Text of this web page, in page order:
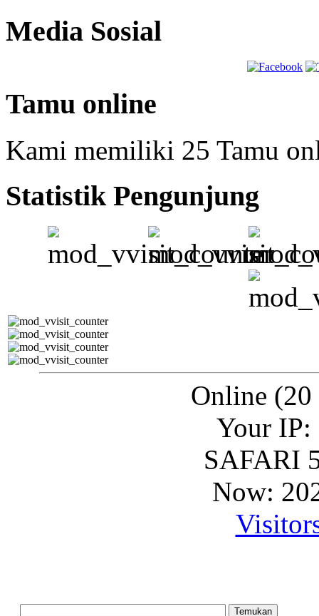
Media Sosial
Tamu online
Kami memiliki 25 Tamu
Statistik Pengunjung
Online (20
Your IP:
SAFARI
Now: